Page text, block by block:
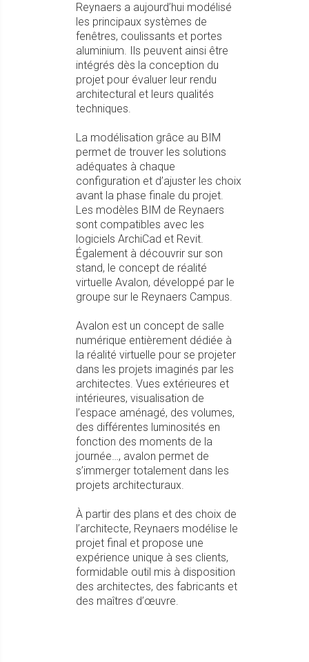
Reynaers a aujourd’hui modélisé
les principaux systèmes de
fenêtres, coulissants et portes
aluminium. Ils peuvent ainsi être
intégrés dès la conception du
projet pour évaluer leur rendu
architectural et leurs qualités
techniques.
La modélisation grâce au BIM
permet de trouver les solutions
adéquates à chaque
configuration et d’ajuster les choix
avant la phase finale du projet.
Les modèles BIM de Reynaers
sont compatibles avec les
logiciels ArchiCad et Revit.
Également à découvrir sur son
stand, le concept de réalité
virtuelle Avalon, développé par le
groupe sur le Reynaers Campus.
Avalon est un concept de salle
numérique entièrement dédiée à
la réalité virtuelle pour se projeter
dans les projets imaginés par les
architectes. Vues extérieures et
intérieures, visualisation de
l’espace aménagé, des volumes,
des différentes luminosités en
fonction des moments de la
journée…, avalon permet de
s’immerger totalement dans les
projets architecturaux.
À partir des plans et des choix de
l’architecte, Reynaers modélise le
projet final et propose une
expérience unique à ses clients,
formidable outil mis à disposition
des architectes, des fabricants et
des maîtres d’œuvre.